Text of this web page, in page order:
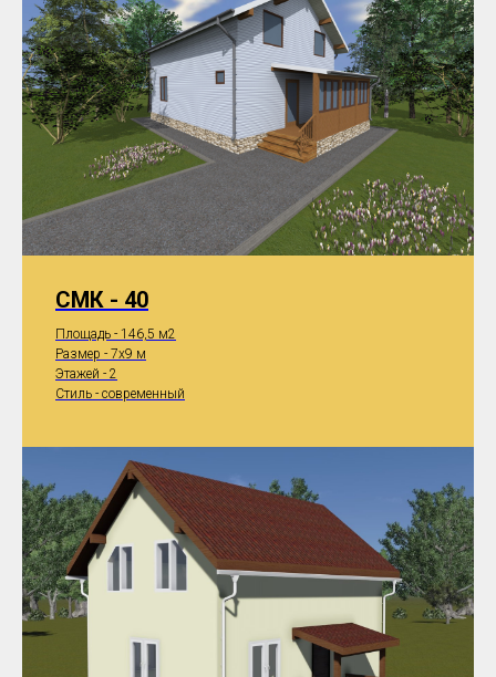
СМК - 40
Площадь - 146,5 м2
Размер - 7x9 м
Этажей - 2
Стиль - современный